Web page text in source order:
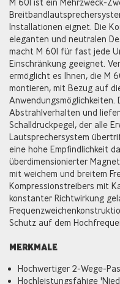
M 601 ist ein Mehrzweck-
Installationen eignet. Die
eleganten und neutralen
macht M 601 für fast jede
Einschränkung geeignet.
ermöglicht es Ihnen, die M
montieren, mit Bezug auf
Anwendungsmöglichkeiten.
Abstrahlverhalten und
Schalldruckpegel, der alle
Lautsprechersystem
eine hohe Empfindlichkeit
überdimensionierter
mit weichem und breitem
Kompressionstreibers mit
konstanter Richtwirkung
Schutz auf dem
MERKMALE
Hochwertiger 2-Wege-
Hochleistungsfähige